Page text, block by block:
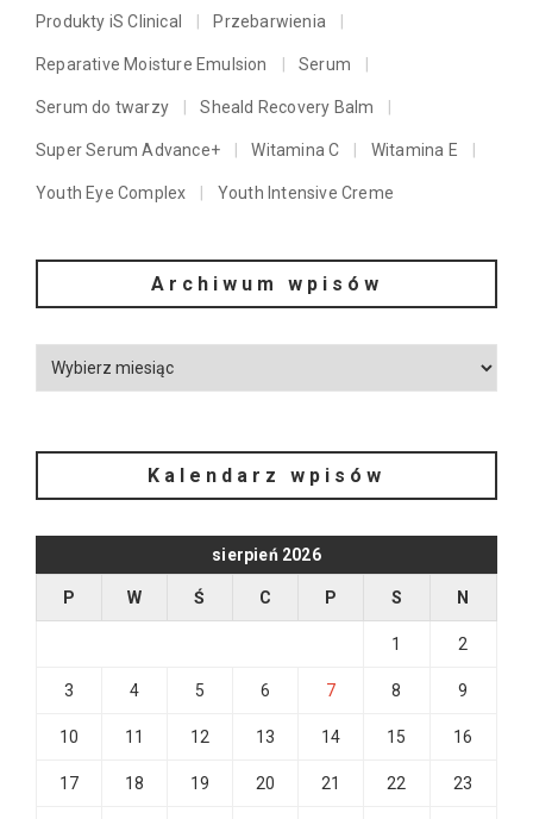
Produkty iS Clinical Przebarwienia
Reparative Moisture Emulsion Serum
Serum do twarzy Sheald Recovery Balm
Super Serum Advance+ Witamina C Witamina E
Youth Eye Complex Youth Intensive Creme
Archiwum wpisów
Kalendarz wpisów
sierpień 2026
P W Ś C P S N
1 2
3 4 5 6 7 8 9
10 11 12 13 14 15 16
17 18 19 20 21 22 23